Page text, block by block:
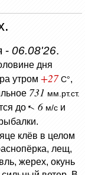
- 06.08'26.
дня
утром +27 C°,
731 мм.рт.ст.
до 6 м/с и
клёв в целом
лещ,
жерех, окунь